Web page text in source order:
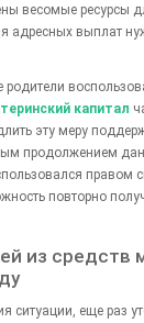
весомые ресурсы
адресных выплат
капитал
эту меру
продолжением
правом
повторно
из средств
ситуации, еще раз